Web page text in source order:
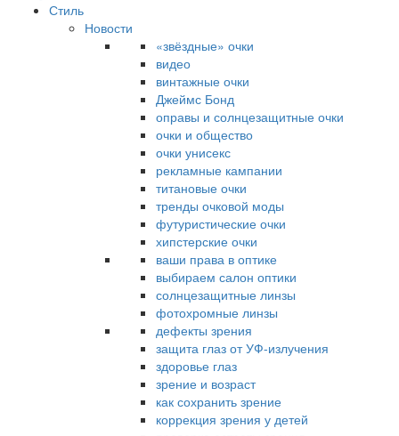
Стиль
Новости
«звёздные» очки
видео
винтажные очки
Джеймс Бонд
оправы и солнцезащитные очки
очки и общество
очки унисекс
рекламные кампании
титановые очки
тренды очковой моды
футуристические очки
хипстерские очки
ваши права в оптике
выбираем салон оптики
солнцезащитные линзы
фотохромные линзы
дефекты зрения
защита глаз от УФ-излучения
здоровье глаз
зрение и возраст
как сохранить зрение
коррекция зрения у детей